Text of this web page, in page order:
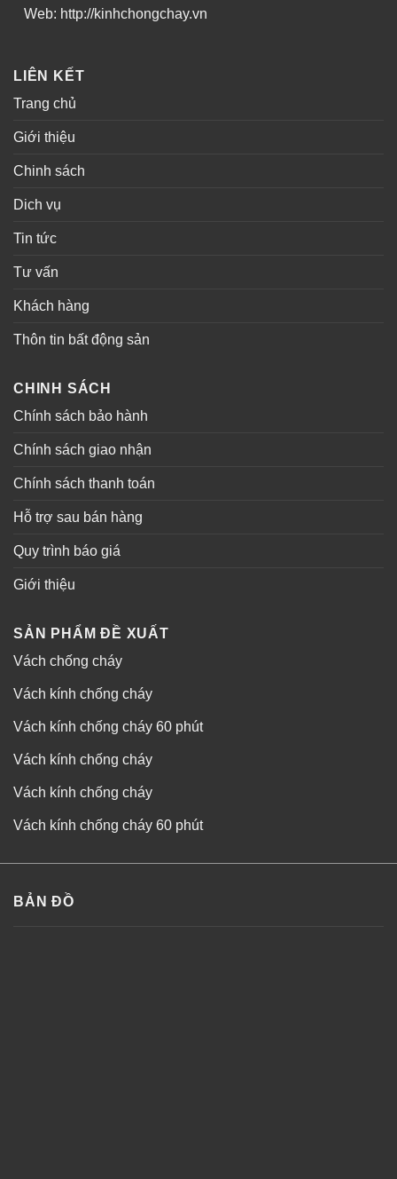
Web: http://kinhchongchay.vn
LIÊN KẾT
Trang chủ
Giới thiệu
Chinh sách
Dich vụ
Tin tức
Tư vấn
Khách hàng
Thôn tin bất động sản
CHINH SÁCH
Chính sách bảo hành
Chính sách giao nhận
Chính sách thanh toán
Hỗ trợ sau bán hàng
Quy trình báo giá
Giới thiệu
SẢN PHẨM ĐỀ XUẤT
Vách chống cháy
Vách kính chống cháy
Vách kính chống cháy 60 phút
Vách kính chống cháy
Vách kính chống cháy
Vách kính chống cháy 60 phút
BẢN ĐỒ